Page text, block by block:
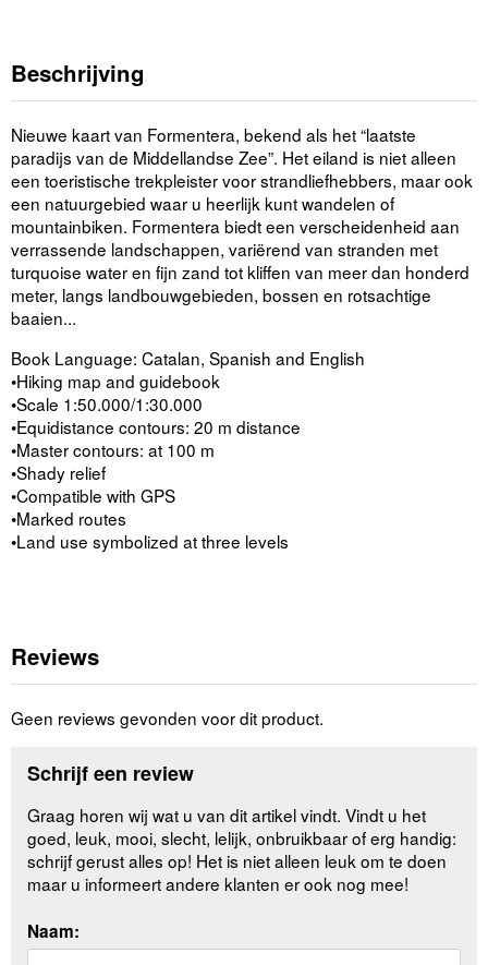
Beschrijving
Nieuwe kaart van Formentera, bekend als het “laatste
paradijs van de Middellandse Zee”. Het eiland is niet alleen
een toeristische trekpleister voor strandliefhebbers, maar ook
een natuurgebied waar u heerlijk kunt wandelen of
mountainbiken. Formentera biedt een verscheidenheid aan
verrassende landschappen, variërend van stranden met
turquoise water en fijn zand tot kliffen van meer dan honderd
meter, langs landbouwgebieden, bossen en rotsachtige
baaien...
Book Language: Catalan, Spanish and English
•Hiking map and guidebook
•Scale 1:50.000/1:30.000
•Equidistance contours: 20 m distance
•Master contours: at 100 m
•Shady relief
•Compatible with GPS
•Marked routes
•Land use symbolized at three levels
Reviews
Geen reviews gevonden voor dit product.
Schrijf een review
Graag horen wij wat u van dit artikel vindt. Vindt u het
goed, leuk, mooi, slecht, lelijk, onbruikbaar of erg handig:
schrijf gerust alles op! Het is niet alleen leuk om te doen
maar u informeert andere klanten er ook nog mee!
Naam: